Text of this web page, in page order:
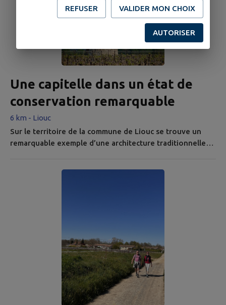
est attestée dès 1108 sous le vocable de « villa leucensis
que « leucensis », dérivé du mot « leuca » (pierre...
Une capitelle dans un état de
conservation remarquable
6 km - Liouc
Sur le territoire de la commune de Liouc se trouve un
remarquable exemple d’une architecture traditionnelle
REFUSER VALIDER MON CHOIX
AUTORISER